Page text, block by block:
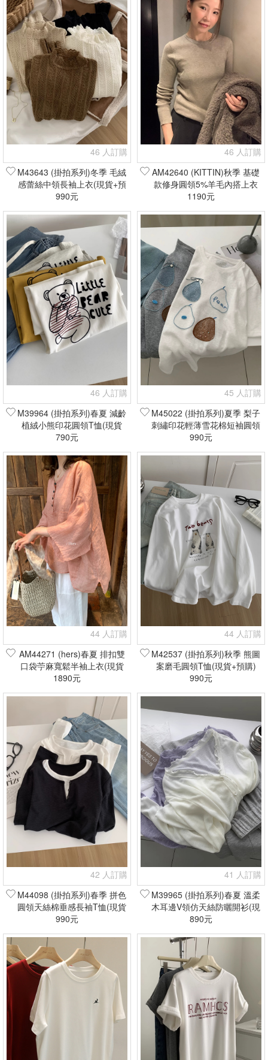
46 人訂購
M43643 (掛拍系列)冬季 毛絨
感蕾絲中領長袖上衣(現貨+預
購)
990元
46 人訂購
AM42640 (KITTIN)秋季 基礎
款修身圓領5%羊毛內搭上衣
(現貨+預購)
1190元
46 人訂購
M39964 (掛拍系列)春夏 減齡
植絨小熊印花圓領T恤(現貨
+預購)
790元
45 人訂購
M45022 (掛拍系列)夏季 梨子
刺繡印花輕薄雪花棉短袖圓領
T恤(現貨+預購)
990元
44 人訂購
AM44271 (hers)春夏 排扣雙
口袋苧麻寬鬆半袖上衣(現貨
+預購)
1890元
44 人訂購
M42537 (掛拍系列)秋季 熊圖
案磨毛圓領T恤(現貨+預購)
990元
42 人訂購
M44098 (掛拍系列)春季 拼色
圓領天絲棉垂感長袖T恤(現貨
+預購)
990元
41 人訂購
M39965 (掛拍系列)春夏 溫柔
木耳邊V領仿天絲防曬開衫(現
貨+預購)
890元